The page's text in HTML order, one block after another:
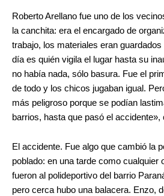
Roberto Arellano fue uno de los
la canchita: era el encargado de
trabajo, los materiales eran
día es quién vigila el lugar hasta su
no había nada, sólo basura. Fue el
de todo y los chicos jugaban igual.
más peligroso porque se podían
barrios, hasta que pasó el accidente»,
El accidente. Fue algo que cambió la
poblado: en una tarde como cualquier
fueron al polideportivo del barrio
pero cerca hubo una balacera. Enzo,